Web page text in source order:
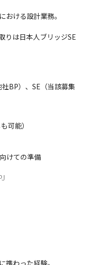
ける設計業務。
りは日本人ブリッジSE
BP）、SE（当該募集
可能）
けての準備
向けの仕事です。
携わった経験。